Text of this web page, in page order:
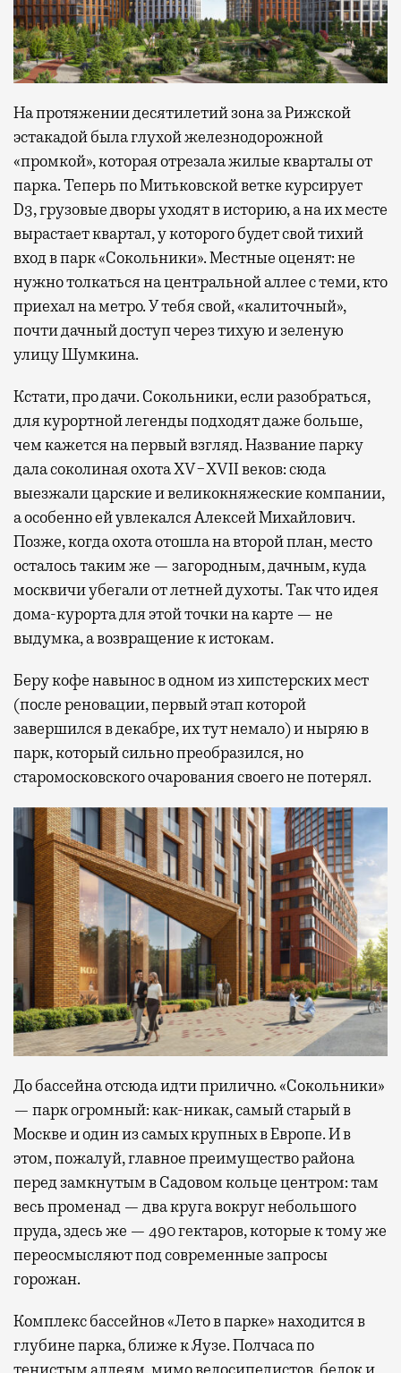
На протяжении десятилетий зона за Рижской
эстакадой была глухой железнодорожной
«промкой», которая отрезала жилые кварталы от
парка. Теперь по Митьковской ветке курсирует
D3, грузовые дворы уходят в историю, а на их месте
вырастает квартал, у которого будет свой тихий
вход в парк «Сокольники». Местные оценят: не
нужно толкаться на центральной аллее с теми, кто
приехал на метро. У тебя свой, «калиточный»,
почти дачный доступ через тихую и зеленую
улицу Шумкина.
Кстати, про дачи. Сокольники, если разобраться,
для курортной легенды подходят даже больше,
чем кажется на первый взгляд. Название парку
дала соколиная охота XV−XVII веков: сюда
выезжали царские и великокняжеские компании,
а особенно ей увлекался Алексей Михайлович.
Позже, когда охота отошла на второй план, место
осталось таким же — загородным, дачным, куда
москвичи убегали от летней духоты. Так что идея
дома-курорта для этой точки на карте — не
выдумка, а возвращение к истокам.
Беру кофе навынос в одном из хипстерских мест
(после реновации, первый этап которой
завершился в декабре, их тут немало) и ныряю в
парк, который сильно преобразился, но
старомосковского очарования своего не потерял.
До бассейна отсюда идти прилично. «Сокольники»
— парк огромный: как-никак, самый старый в
Москве и один из самых крупных в Европе. И в
этом, пожалуй, главное преимущество района
перед замкнутым в Садовом кольце центром: там
весь променад — два круга вокруг небольшого
пруда, здесь же — 490 гектаров, которые к тому же
переосмысляют под современные запросы
горожан.
Комплекс бассейнов «Лето в парке» находится в
глубине парка, ближе к Яузе. Полчаса по